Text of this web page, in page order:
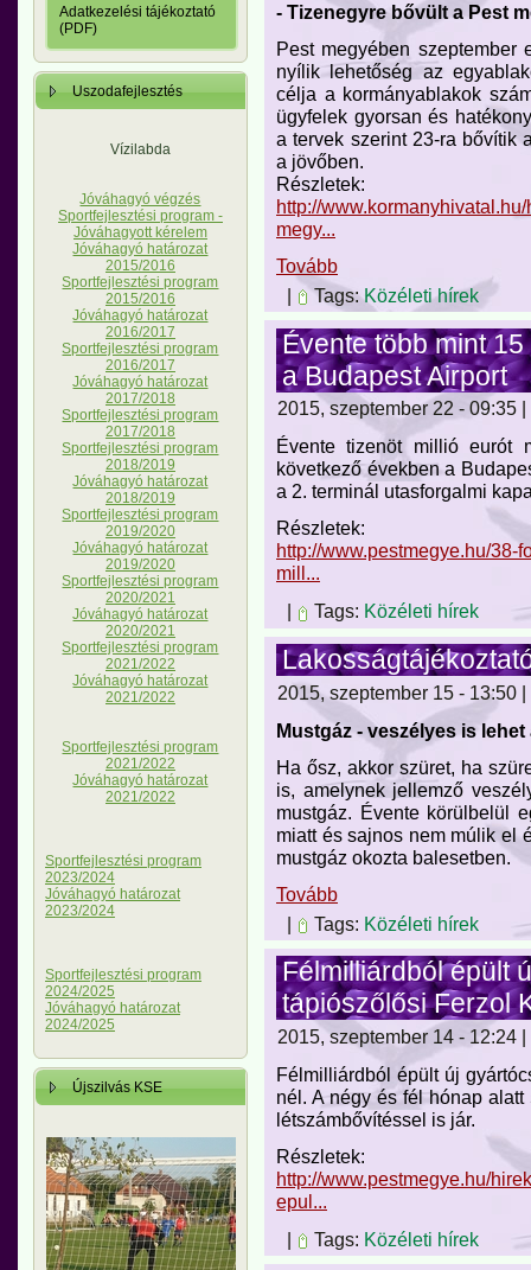
Adatkezelési tájékoztató
(PDF)
Uszodafejlesztés
Vízilabda
Jóváhagyó végzés
Sportfejlesztési program -
Jóváhagyott kérelem
Jóváhagyó határozat
2015/2016
Sportfejlesztési program
2015/2016
Jóváhagyó határozat
2016/2017
Sportfejlesztési program
2016/2017
Jóváhagyó határozat
2017/2018
Sportfejlesztési program
2017/2018
Sportfejlesztési program
2018/2019
Jóváhagyó határozat
2018/2019
Sportfejlesztési program
2019/2020
Jóváhagyó határozat
2019/2020
Sportfejlesztési program
2020/2021
Jóváhagyó határozat
2020/2021
Sportfejlesztési program
2021/2022
Jóváhagyó határozat
2021/2022
Sportfejlesztési program
2021/2022
Jóváhagyó határozat
2021/2022
Sportfejlesztési program
2023/2024
Jóváhagyó határozat
2023/2024
Sportfejlesztési program
2024/2025
Jóváhagyó határozat
2024/2025
Újszilvás KSE
- Tizenegyre bővült a Pest
Pest megyében szeptember
nyílik lehetőség az
célja a kormányablakok
ügyfelek gyorsan és
a tervek szerint 23-ra bővítik
a jövőben.
Részletek:
http://
megy...
Tovább
|
Tags:Közéleti hírek
Évente több mint
a Budapest Airport
2015, szeptember 22 - 09:35
Évente tizenöt millió eurót
következő években a
a 2. terminál utasforgalmi
Részletek:
http://www.pestmegye.hu/38-
mill...
Tags: Közéleti hírek
2015, szeptember 15 - 13:50
Mustgáz - veszélyes is
Ha ősz, akkor szüret, ha
is, amelynek jellemző
mustgáz. Évente körülbelül
miatt és sajnos nem múlik el
mustgáz okozta balesetben.
Tovább
|
Tags: Közéleti hírek
Félmilliárdból épült
tápiószőlősi Ferzol
2015, szeptember 14 - 12:24
Félmilliárdból épült új
nél. A négy és fél hónap
létszámbővítéssel is jár.
Részletek:
http://www.pestmegye.hu/
epul...
|
Tags: Közéleti hírek